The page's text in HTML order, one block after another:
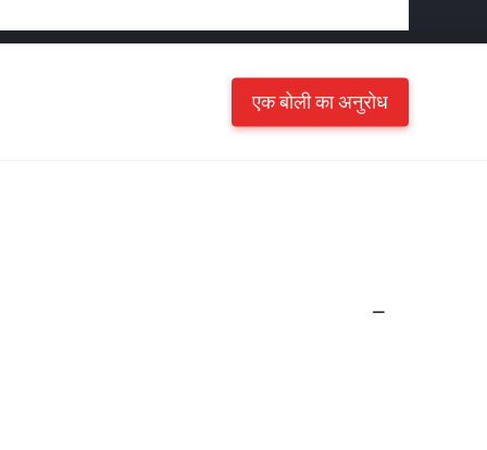
एक बोली का अनुरोध